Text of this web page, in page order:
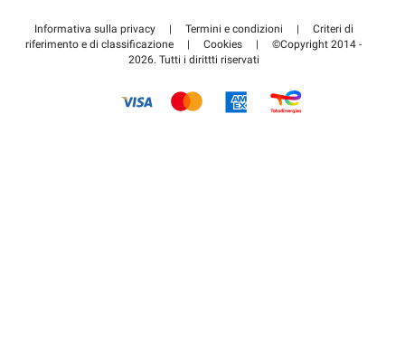
Pagare per il parcheggio FLOW
Informativa sulla privacy | Termini e condizioni |
Criteri di
riferimento e di classificazione
| Cookies |
©Copyright 2014 -
2026. Tutti i dirittti riservati